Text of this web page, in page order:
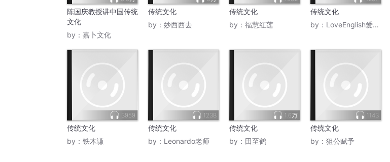
陈国庆教授讲中国传统
文化
by： 嘉卜文化
传统文化
by： 妙西西去
传统文化
by： 福慧红莲
传统文化
by： LoveEnglish爱英语
3959
传统文化
by： 铁木谦
1238
传统文化
by： Leonardo老师
1.6万
传统文化
by： 田至鹤
1143
传统文化
by： 狙公赋予